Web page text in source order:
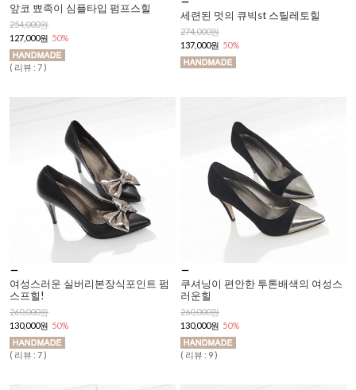
앞코 뾰족이 심플타입 펌프스힐
254,000원
127,000원 50%
( 리뷰 : 7 )
세련된 멋의 큐빅st 스틸레토힐
274,000원
137,000원 50%
여성스러운 실버리본장식포인트 펌
스프힐!
260,000원
130,000원 50%
( 리뷰 : 7 )
쿠셔닝이 편안한 투톤배색의 여성스
러운힐
260,000원
130,000원 50%
( 리뷰 : 9 )